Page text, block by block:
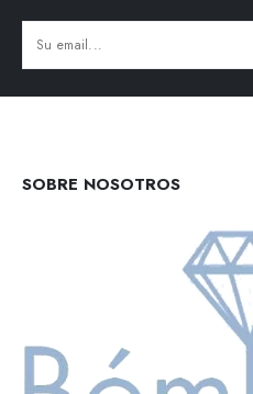
SOBRE NOSOTROS